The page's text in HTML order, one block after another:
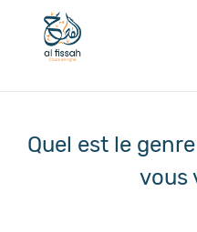
Quel est le
vous